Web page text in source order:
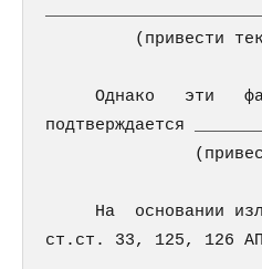
(привести
Однако   эти
подтверждается
На  основании
ст.ст. 33, 125, 126